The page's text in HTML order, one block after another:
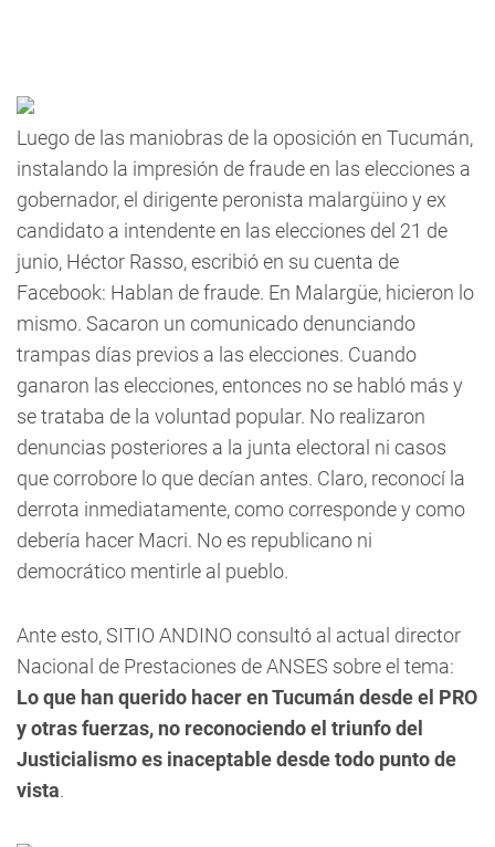
Luego de las maniobras de la oposición en Tucumán,
instalando la impresión de fraude en las elecciones a
gobernador, el dirigente peronista malargüino y ex
candidato a intendente en las elecciones del 21 de
junio, Héctor Rasso, escribió en su cuenta de
Facebook: Hablan de fraude. En Malargüe, hicieron lo
mismo. Sacaron un comunicado denunciando
trampas días previos a las elecciones. Cuando
ganaron las elecciones, entonces no se habló más y
se trataba de la voluntad popular. No realizaron
denuncias posteriores a la junta electoral ni casos
que corrobore lo que decían antes. Claro, reconocí la
derrota inmediatamente, como corresponde y como
debería hacer Macri. No es republicano ni
democrático mentirle al pueblo.
Ante esto, SITIO ANDINO consultó al actual director
Nacional de Prestaciones de ANSES sobre el tema:
Lo que han querido hacer en Tucumán desde el PRO
y otras fuerzas, no reconociendo el triunfo del
Justicialismo es inaceptable desde todo punto de
vista.